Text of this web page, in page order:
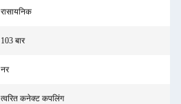
रासायनिक
103 बार
नर
त्वरित कनेक्ट कपलिंग